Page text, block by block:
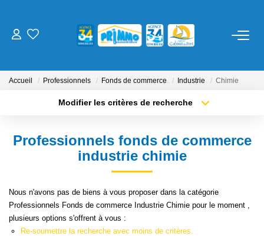
Gestion
Syndic
Location Cure / Vacances
Accueil Professionnels Fonds de commerce Industrie Chimie
Modifier les critères de recherche
Type de bien
Plus de critères
Professionnels fonds de commerce
industrie chimie
Nous n'avons pas de biens à vous proposer dans la catégorie
Professionnels Fonds de commerce Industrie Chimie pour le moment ,
plusieurs options s'offrent à vous :
Re-soumettre la recherche avec moins de critères.